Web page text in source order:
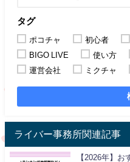
タグ
ポコチャ 初心者
BIGO LIVE
使い方
運営会社
ミクチャ
ライバー事務所関連記事
【2026年】